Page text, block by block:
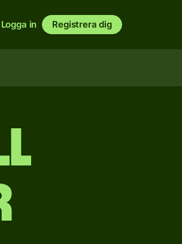
Logga in Registrera dig